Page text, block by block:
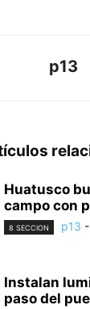
p13
Huatusco
campo con
8 SECCION p13 -
Instalan
paso del